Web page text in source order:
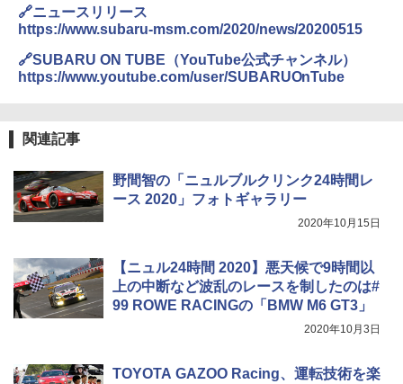
🔗ニュースリリース
https://www.subaru-msm.com/2020/news/20200515
🔗SUBARU ON TUBE（YouTube公式チャンネル）
https://www.youtube.com/user/SUBARUOnTube
関連記事
野間智の「ニュルブルクリンク24時間レ
ース 2020」フォトギャラリー
2020年10月15日
【ニュル24時間 2020】悪天候で9時間以
上の中断など波乱のレースを制したのは#
99 ROWE RACINGの「BMW M6 GT3」
2020年10月3日
TOYOTA GAZOO Racing、運転技術を楽